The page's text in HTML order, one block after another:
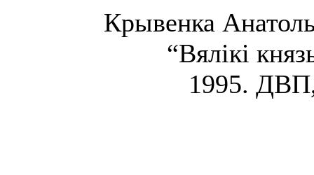
Крывенка
“Вялікі
1995.